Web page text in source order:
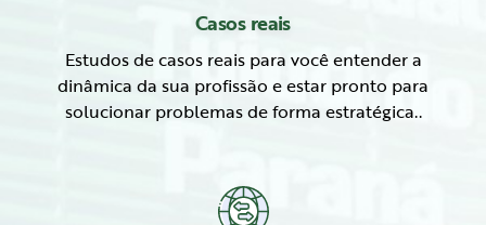
Casos reais
Estudos de casos reais para você entender a
dinâmica da sua profissão e estar pronto para
solucionar problemas de forma estratégica..